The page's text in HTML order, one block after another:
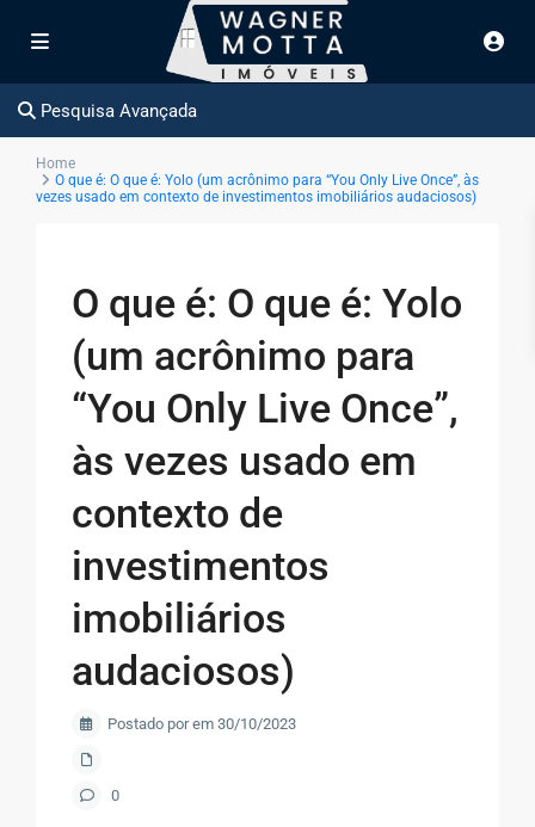
Pesquisa Avançada
Home
O que é: O que é: Yolo (um acrônimo para “You Only Live Once”, às
vezes usado em contexto de investimentos imobiliários audaciosos)
O que é: O que é: Yolo
(um acrônimo para
“You Only Live Once”,
às vezes usado em
contexto de
investimentos
imobiliários
audaciosos)
Postado por em 30/10/2023
0